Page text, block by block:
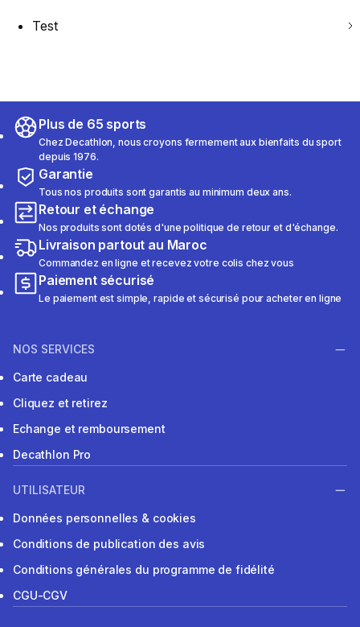
Test
Plus de 65 sports
Chez Decathlon, nous croyons fermement aux bienfaits du sport
depuis 1976.
Garantie
Tous nos produits sont garantis au minimum deux ans.
Retour et échange
Nos produits sont dotés d'une politique de retour et d'échange.
Livraison partout au Maroc
Commandez en ligne et recevez votre colis chez vous
Paiement sécurisé
Le paiement est simple, rapide et sécurisé pour acheter en ligne
NOS SERVICES
Carte cadeau
Cliquez et retirez
Echange et remboursement
Decathlon Pro
UTILISATEUR
Données personnelles & cookies
Conditions de publication des avis
Conditions générales du programme de fidélité
CGU-CGV